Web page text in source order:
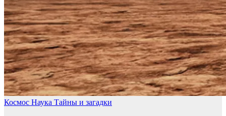
Космос Наука Тайны и загадки